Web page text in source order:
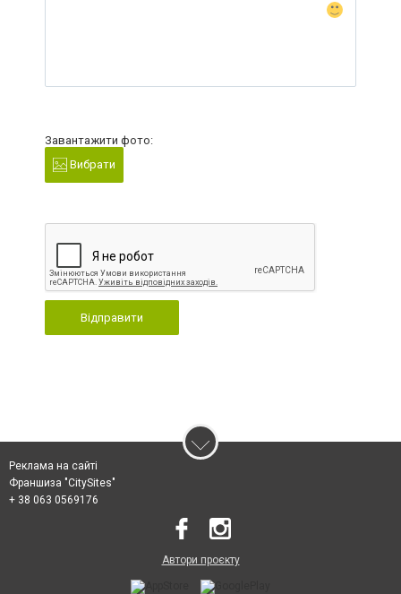
Завантажити фото:
Вибрати
Відправити
Реклама на сайті
Франшиза "CitySites"
+ 38 063 0569176
Автори проєкту